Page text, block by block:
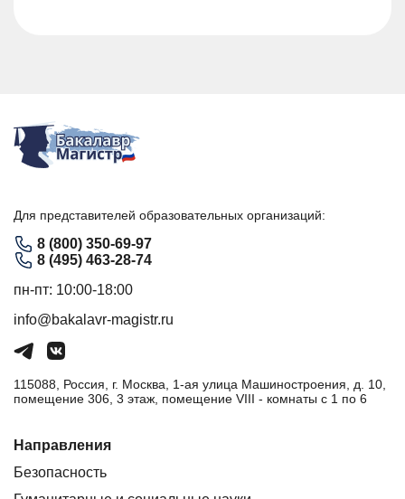
Для представителей образовательных организаций:
8 (800) 350-69-97
8 (495) 463-28-74
пн-пт: 10:00-18:00
info@bakalavr-magistr.ru
115088, Россия, г. Москва, 1-ая улица Машиностроения, д. 10,
помещение 306, 3 этаж, помещение VIII - комнаты с 1 по 6
Направления
Безопасность